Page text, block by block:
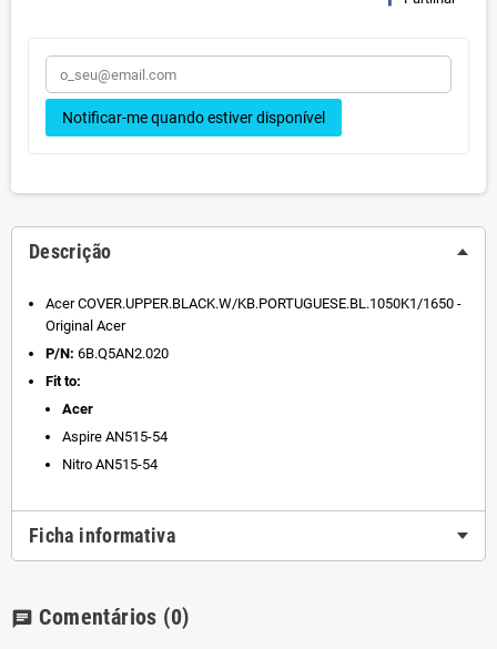
Notificar-me quando estiver disponível
Descrição
Acer COVER.UPPER.BLACK.W/KB.PORTUGUESE.BL.1050K1/1650 -
Original Acer
P/N: 6B.Q5AN2.020
Fit to:
Acer
Aspire AN515-54
Nitro AN515-54
Ficha informativa
chat Comentários (0)